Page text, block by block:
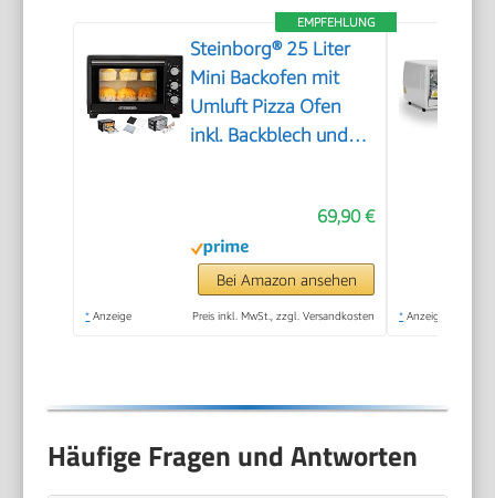
EMPFEHLUNG
Steinborg® 25 Liter
Mini Backofen mit
Umluft Pizza Ofen
inkl. Backblech und
69,90 €
Bei Amazon ansehen
* Anzeige Preis inkl. MwSt., zzgl. Versandkosten * Anzeige
Häufige Fragen und Antworten